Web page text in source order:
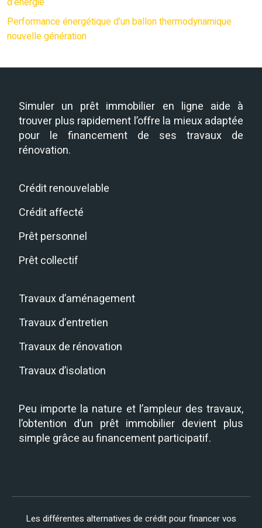
Performance énergétique d’un ballon thermodynamique
nouvelle génération
Simuler un prêt immobilier en ligne aide à
trouver plus rapidement l’offre la mieux adaptée
pour le financement de ses travaux de
rénovation.
Crédit renouvelable
Crédit affecté
Prêt personnel
Prêt collectif
Travaux d’aménagement
Travaux d’entretien
Travaux de rénovation
Travaux d’isolation
Peu importe la nature et l’ampleur des travaux,
l’obtention d’un prêt immobilier devient plus
simple grâce au financement participatif.
Les différentes alternatives de crédit pour financer vos